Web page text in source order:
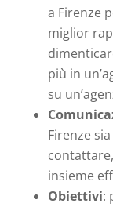
a Firenze
miglior
più in
su
Firenze
insieme
Obiettivi: